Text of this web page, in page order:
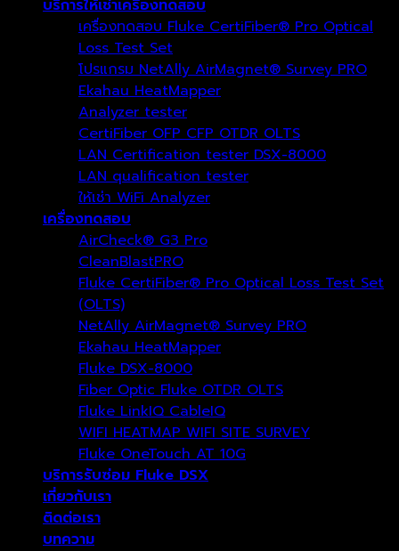
บริการให้เช่าเครื่องทดสอบ
เครื่องทดสอบ Fluke CertiFiber® Pro Optical
Loss Test Set
โปรแกรม NetAlly AirMagnet® Survey PRO
Ekahau HeatMapper
Analyzer tester
CertiFiber OFP CFP OTDR OLTS
LAN Certification tester DSX-8000
LAN qualification tester
ให้เช่า WiFi Analyzer
เครื่องทดสอบ
AirCheck® G3 Pro
CleanBlastPRO
Fluke CertiFiber® Pro Optical Loss Test Set
(OLTS)
NetAlly AirMagnet® Survey PRO
Ekahau HeatMapper
Fluke DSX-8000
Fiber Optic Fluke OTDR OLTS
Fluke LinkIQ CableIQ
WIFI HEATMAP WIFI SITE SURVEY
Fluke OneTouch AT 10G
บริการรับซ่อม Fluke DSX
เกี่ยวกับเรา
ติดต่อเรา
บทความ